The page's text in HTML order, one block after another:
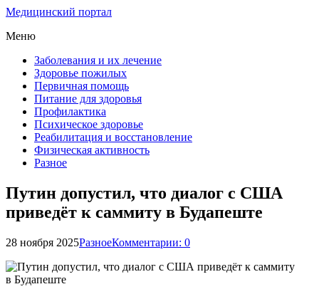
Медицинский портал
Меню
Заболевания и их лечение
Здоровье пожилых
Первичная помощь
Питание для здоровья
Профилактика
Психическое здоровье
Реабилитация и восстановление
Физическая активность
Разное
Путин допустил, что диалог с США
приведёт к саммиту в Будапеште
28 ноября 2025РазноеКомментарии: 0